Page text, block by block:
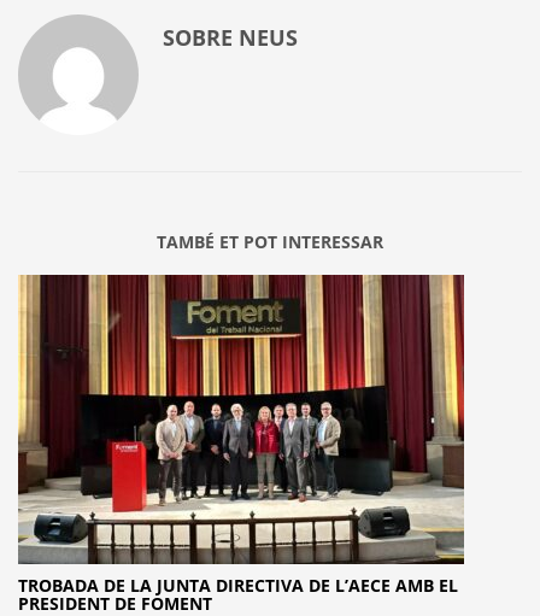
SOBRE NEUS
TAMBÉ ET POT INTERESSAR
TROBADA DE LA JUNTA DIRECTIVA DE L’AECE AMB EL
PRESIDENT DE FOMENT